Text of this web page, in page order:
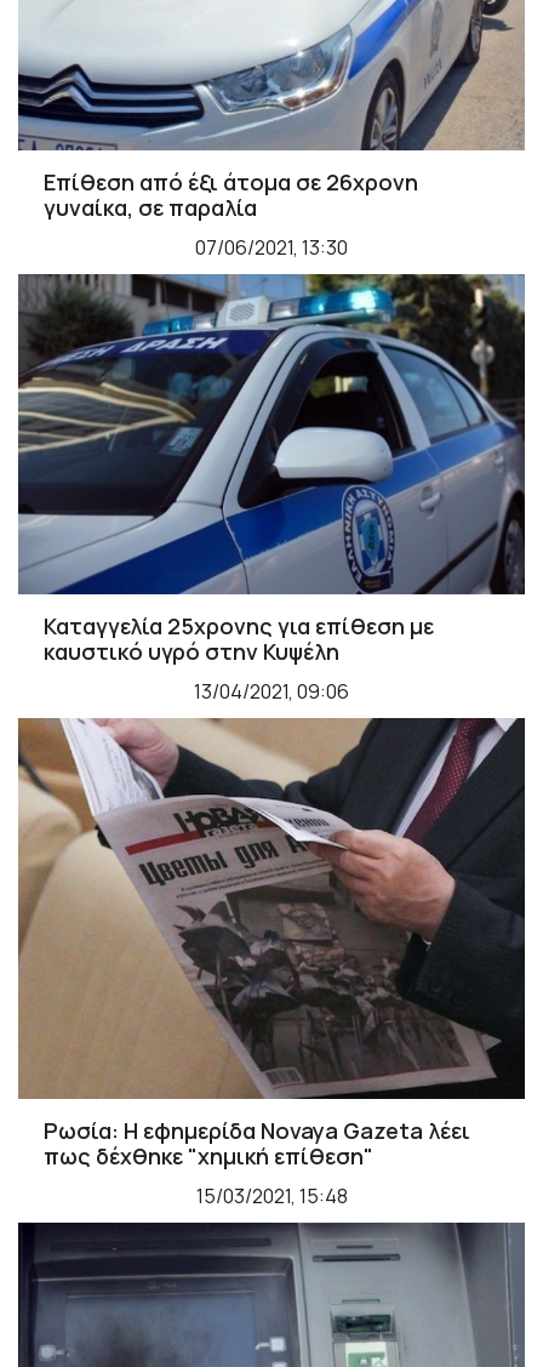
Επίθεση από έξι άτομα σε 26χρονη
γυναίκα, σε παραλία
07/06/2021, 13:30
Καταγγελία 25χρονης για επίθεση με
καυστικό υγρό στην Κυψέλη
13/04/2021, 09:06
Ρωσία: Η εφημερίδα Novaya Gazeta λέει
πως δέχθηκε "χημική επίθεση"
15/03/2021, 15:48